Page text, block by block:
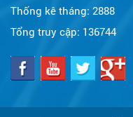
Thống kê tháng: 2888
Tổng truy cập: 136744